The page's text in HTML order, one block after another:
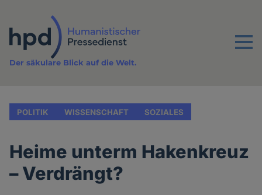
Inhalt
Menu
Der säkulare Blick auf die Welt.
POLITIK WISSENSCHAFT SOZIALES
Heime unterm Hakenkreuz
– Verdrängt?